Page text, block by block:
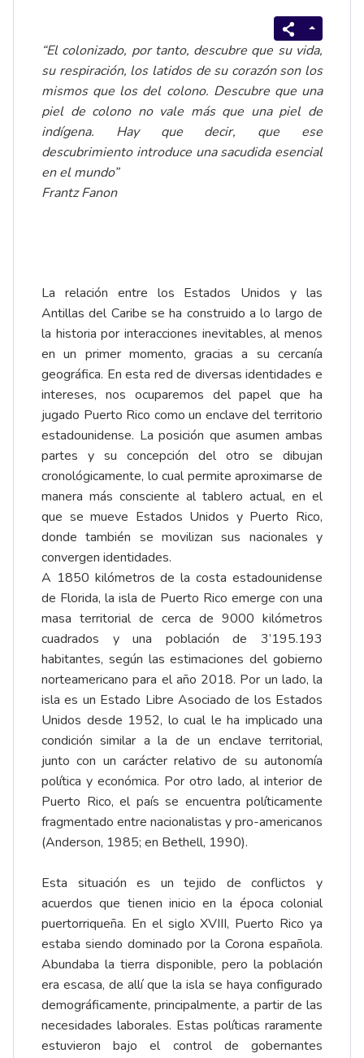
“El colonizado, por tanto, descubre que su vida,
su respiración, los latidos de su corazón son los
mismos que los del colono. Descubre que una
piel de colono no vale más que una piel de
indígena. Hay que decir, que ese
descubrimiento introduce una sacudida esencial
en el mundo”
Frantz Fanon
La relación entre los Estados Unidos y las
Antillas del Caribe se ha construido a lo largo de
la historia por interacciones inevitables, al menos
en un primer momento, gracias a su cercanía
geográfica. En esta red de diversas identidades e
intereses, nos ocuparemos del papel que ha
jugado Puerto Rico como un enclave del territorio
estadounidense. La posición que asumen ambas
partes y su concepción del otro se dibujan
cronológicamente, lo cual permite aproximarse de
manera más consciente al tablero actual, en el
que se mueve Estados Unidos y Puerto Rico,
donde también se movilizan sus nacionales y
convergen identidades.
A 1850 kilómetros de la costa estadounidense
de Florida, la isla de Puerto Rico emerge con una
masa territorial de cerca de 9000 kilómetros
cuadrados y una población de 3’195.193
habitantes, según las estimaciones del gobierno
norteamericano para el año 2018. Por un lado, la
isla es un Estado Libre Asociado de los Estados
Unidos desde 1952, lo cual le ha implicado una
condición similar a la de un enclave territorial,
junto con un carácter relativo de su autonomía
política y económica. Por otro lado, al interior de
Puerto Rico, el país se encuentra políticamente
fragmentado entre nacionalistas y pro-americanos
(Anderson, 1985; en Bethell, 1990).
Esta situación es un tejido de conflictos y
acuerdos que tienen inicio en la época colonial
puertorriqueña. En el siglo XVIII, Puerto Rico ya
estaba siendo dominado por la Corona española.
Abundaba la tierra disponible, pero la población
era escasa, de allí que la isla se haya configurado
demográficamente, principalmente, a partir de las
necesidades laborales. Estas políticas raramente
estuvieron bajo el control de gobernantes